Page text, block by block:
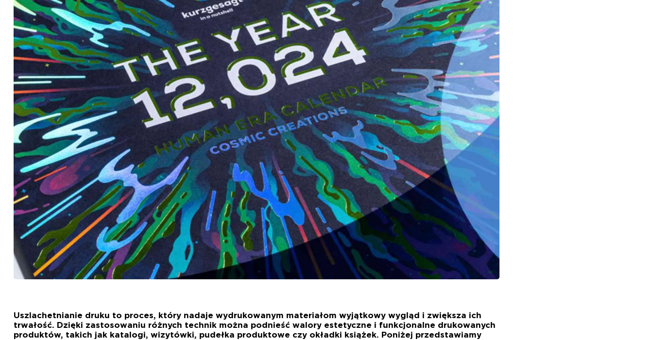
Uszlachetnianie druku to proces, który nadaje wydrukowanym materiałom wyjątkowy wygląd i zwiększa ich
trwałość. Dzięki zastosowaniu różnych technik można podnieść walory estetyczne i funkcjonalne drukowanych
produktów, takich jak katalogi, wizytówki, pudełka produktowe czy okładki książek. Poniżej przedstawiamy